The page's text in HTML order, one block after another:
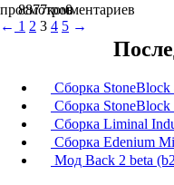
просмотров
8877комментариев
0
← 1 2 3 4 5 →
Сборка StoneBlock
Сборка StoneBlock
Сборка Liminal
Сборка Edenium
Мод Back 2 beta